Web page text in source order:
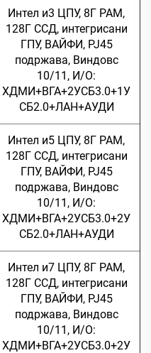
Интел и3 ЦПУ, 8Г РАМ,
128Г ССД, интегрисани
ГПУ, ВАЙФИ, РЈ45
подржава, Виндовс
10/11, И/О:
ХДМИ+ВГА+2УСБ3.0+1У
СБ2.0+ЛАН+АУДИ
Интел и5 ЦПУ, 8Г РАМ,
128Г ССД, интегрисани
ГПУ, ВАЙФИ, РЈ45
подржава, Виндовс
10/11, И/О:
ХДМИ+ВГА+2УСБ3.0+2У
СБ2.0+ЛАН+АУДИ
Интел и7 ЦПУ, 8Г РАМ,
128Г ССД, интегрисани
ГПУ, ВАЙФИ, РЈ45
подржава, Виндовс
10/11, И/О:
ХДМИ+ВГА+2УСБ3.0+2У